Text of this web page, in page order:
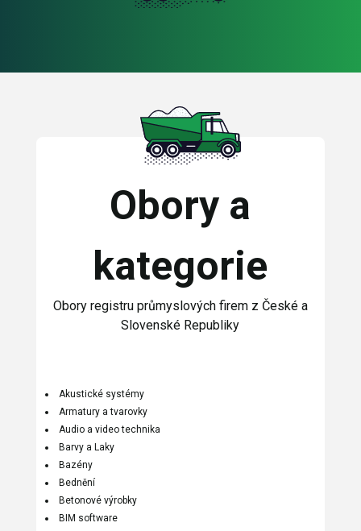
Obory a
kategorie
Obory registru průmyslových firem z České a
Slovenské Republiky
Akustické systémy
Armatury a tvarovky
Audio a video technika
Barvy a Laky
Bazény
Bednění
Betonové výrobky
BIM software